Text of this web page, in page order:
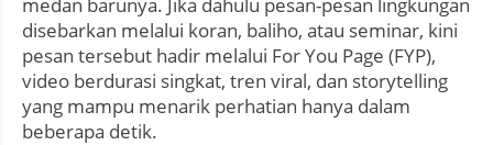
disebarkan melalui koran, baliho, atau seminar, kini
pesan tersebut hadir melalui For You Page (FYP),
video berdurasi singkat, tren viral, dan storytelling
yang mampu menarik perhatian hanya dalam
beberapa detik.